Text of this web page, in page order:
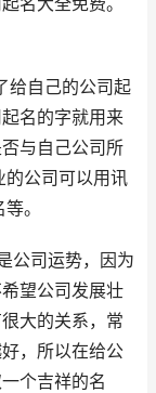
给自己的公司起
名的字就用来
与自己公司所
的公司可以用讯
。
公司运势，因为
望公司发展壮
大的关系，常
，所以在给公
个吉祥的名